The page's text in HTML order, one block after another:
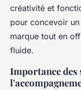
créativité et
pour concevoir
marque tout en
fluide.
Importance des